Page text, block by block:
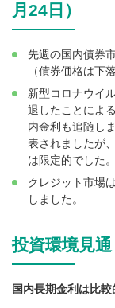
月24日）
先週の国内債券
（債券価格は下
新型コロナウイ
退したことによ
内金利も追随し
表されましたが
は限定的でした。
クレジット市場
しました。
投資環境見通
国内長期金利は比